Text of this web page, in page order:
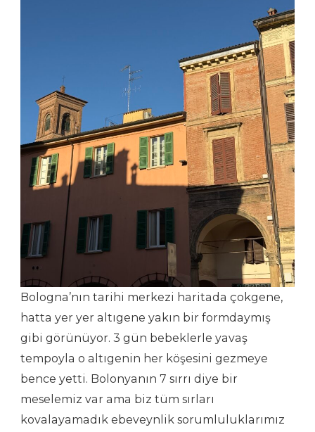
Bologna’nın tarihi merkezi haritada çokgene,
hatta yer yer altıgene yakın bir formdaymış
gibi görünüyor. 3 gün bebeklerle yavaş
tempoyla o altıgenin her köşesini gezmeye
bence yetti. Bolonyanın 7 sırrı diye bir
meselemiz var ama biz tüm sırları
kovalayamadık ebeveynlik sorumluluklarımız